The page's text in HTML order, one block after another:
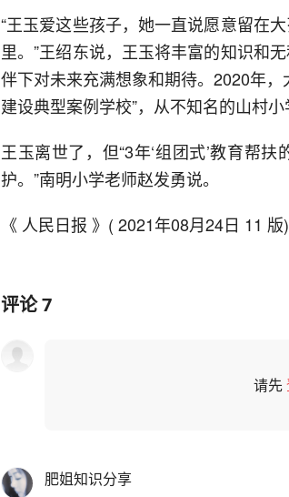
“王玉爱这些孩子，她一直说愿意留在
里。”王绍东说，王玉将丰富的知识和
伴下对未来充满想象和期待。2020年
建设典型案例学校”，从不知名的山村小
王玉离世了，但“3年‘组团式’教育帮
护。”南明小学老师赵发勇说。
《 人民日报 》( 2021年08月24日 11 版)
评论7
请先
肥姐知识分享